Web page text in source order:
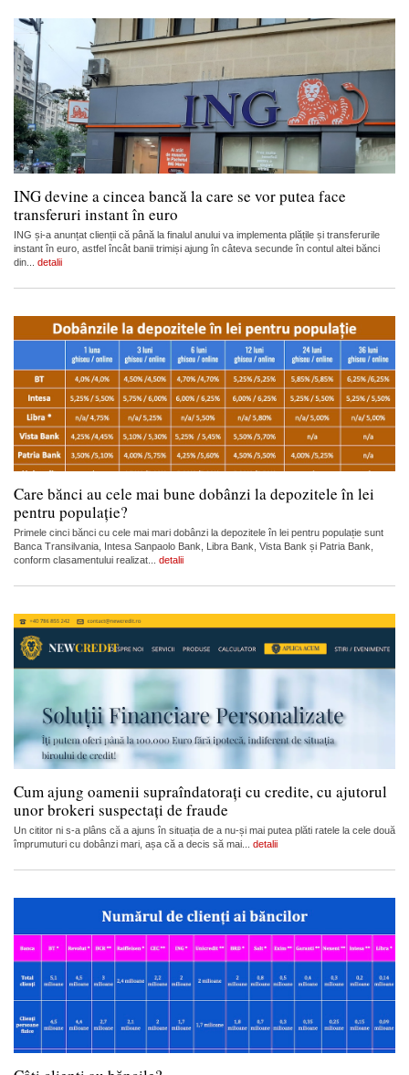
ING devine a cincea bancă la care se vor putea face
transferuri instant în euro
ING și-a anunțat clienții că până la finalul anului va implementa plățile și transferurile
instant în euro, astfel încât banii trimiși ajung în câteva secunde în contul altei bănci
din... detalii
Care bănci au cele mai bune dobânzi la depozitele în lei
pentru populație?
Primele cinci bănci cu cele mai mari dobânzi la depozitele în lei pentru populație sunt
Banca Transilvania, Intesa Sanpaolo Bank, Libra Bank, Vista Bank și Patria Bank,
conform clasamentului realizat... detalii
Cum ajung oamenii supraîndatorați cu credite, cu ajutorul
unor brokeri suspectați de fraude
Un cititor ni s-a plâns că a ajuns în situația de a nu-și mai putea plăti ratele la cele două
împrumuturi cu dobânzi mari, așa că a decis să mai... detalii